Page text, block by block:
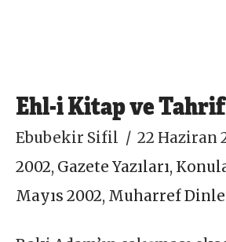
Ehl-i Kitap ve
Ebubekir Sifil
22 Haziran
2002, Gazete Yazıları,
Mayıs 2002, Muharref